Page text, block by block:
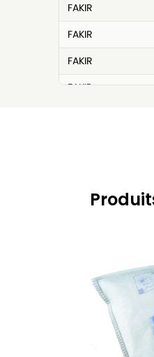
FAKIR
FAKIR
FAKIR
FAKIR